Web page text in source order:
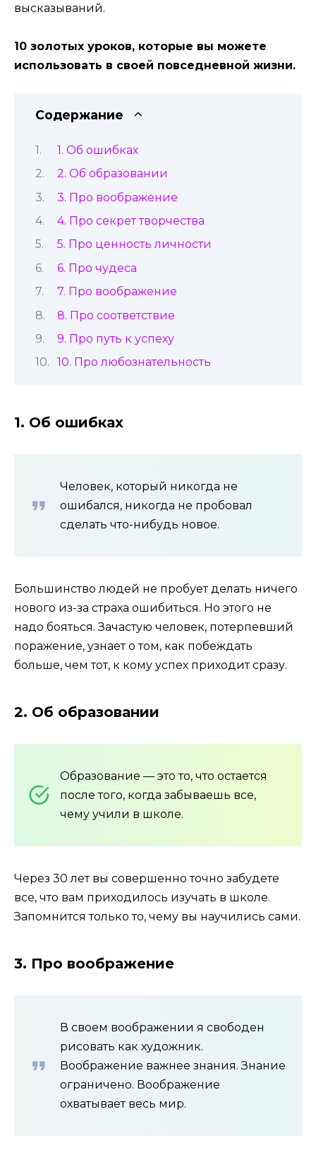
высказываний.
10 золотых уроков, которые вы можете
использовать в своей повседневной жизни.
Содержание
1. Об ошибках
2. Об образовании
3. Про воображение
4. Про секрет творчества
5. Про ценность личности
6. Про чудеса
7. Про воображение
8. Про соответствие
9. Про путь к успеху
10. Про любознательность
1. Об ошибках
Человек, который никогда не
ошибался, никогда не пробовал
сделать что-нибудь новое.
Большинство людей не пробует делать ничего
нового из-за страха ошибиться. Но этого не
надо бояться. Зачастую человек, потерпевший
поражение, узнает о том, как побеждать
больше, чем тот, к кому успех приходит сразу.
2. Об образовании
Образование — это то, что остается
после того, когда забываешь все,
чему учили в школе.
Через 30 лет вы совершенно точно забудете
все, что вам приходилось изучать в школе.
Запомнится только то, чему вы научились сами.
3. Про воображение
В своем воображении я свободен
рисовать как художник.
Воображение важнее знания. Знание
ограничено. Воображение
охватывает весь мир.